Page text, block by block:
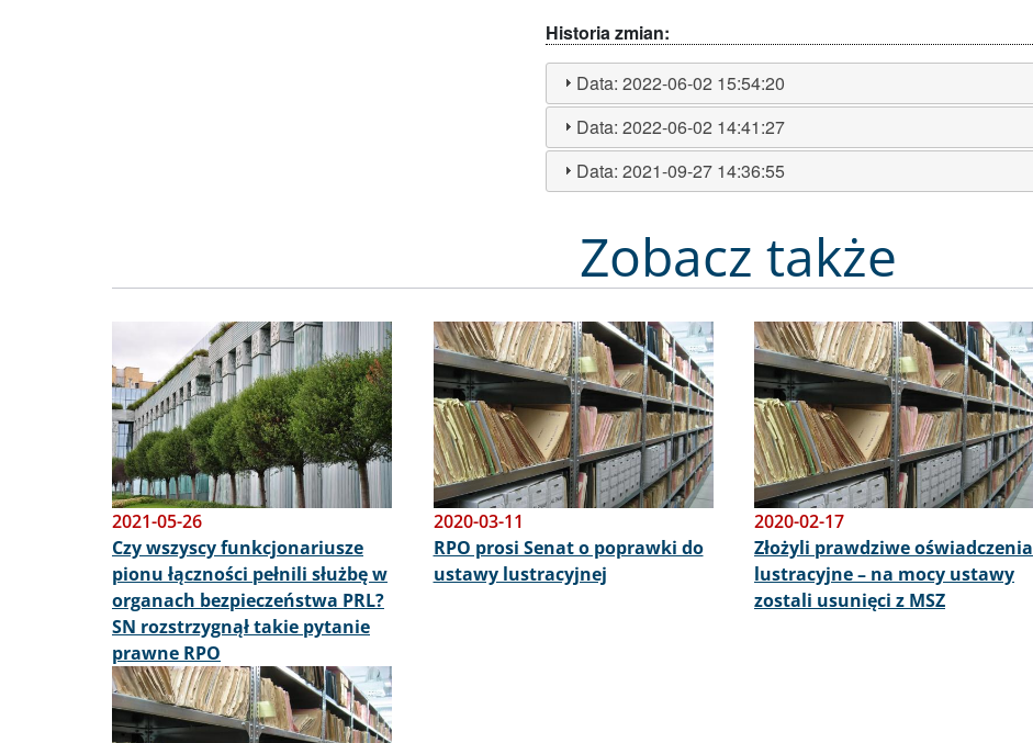
Historia zmian:
Data:2022-06-02 15:54:20
Data:2022-06-02 14:41:27
Data:2021-09-27 14:36:55
Zobacz także
2021-05-26
Czy wszyscy funkcjonariusze
pionu łączności pełnili służbę w
organach bezpieczeństwa PRL?
SN rozstrzygnął takie pytanie
prawne RPO
Obraz
2020-03-11
RPO prosi Senat o poprawki do
ustawy lustracyjnej
Obraz
2020-02-17
Złożyli prawdziwe oświadczenia
lustracyjne – na mocy ustawy
zostali usunięci z MSZ
Obraz